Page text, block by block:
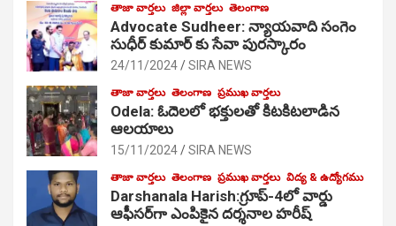
తాజా వార్తలు జిల్లా వార్తలు తెలంగాణ
Advocate Sudheer: న్యాయవాది సంగెం
సుధీర్ కుమార్ కు సేవా పురస్కారం
24/11/2024 SIRA NEWS
తాజా వార్తలు తెలంగాణ ప్రముఖ వార్తలు
Odela: ఓదెల‌లో భక్తులతో కిటకిటలాడిన
ఆల‌యాలు
15/11/2024 SIRA NEWS
తాజా వార్తలు తెలంగాణ ప్రముఖ వార్తలు విద్య & ఉద్యోగము
Darshanala Harish:గ్రూప్-4లో వార్డు
ఆఫీసర్‌గా ఎంపికైన దర్శనాల హరీష్